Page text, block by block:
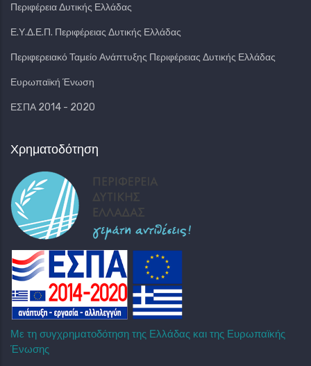
Περιφέρεια Δυτικής Ελλάδας
Ε.Υ.Δ.Ε.Π. Περιφέρειας Δυτικής Ελλάδας
Περιφερειακό Ταμείο Ανάπτυξης Περιφέρειας Δυτικής Ελλάδας
Ευρωπαϊκή Ένωση
ΕΣΠΑ 2014 - 2020
Χρηματοδότηση
Με τη συγχρηματοδότηση της Ελλάδας και της Ευρωπαϊκής
Ένωσης